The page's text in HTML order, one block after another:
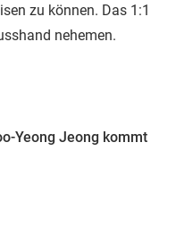
zu können. Das 1:1
nehemen.
Yeong Jeong kommt